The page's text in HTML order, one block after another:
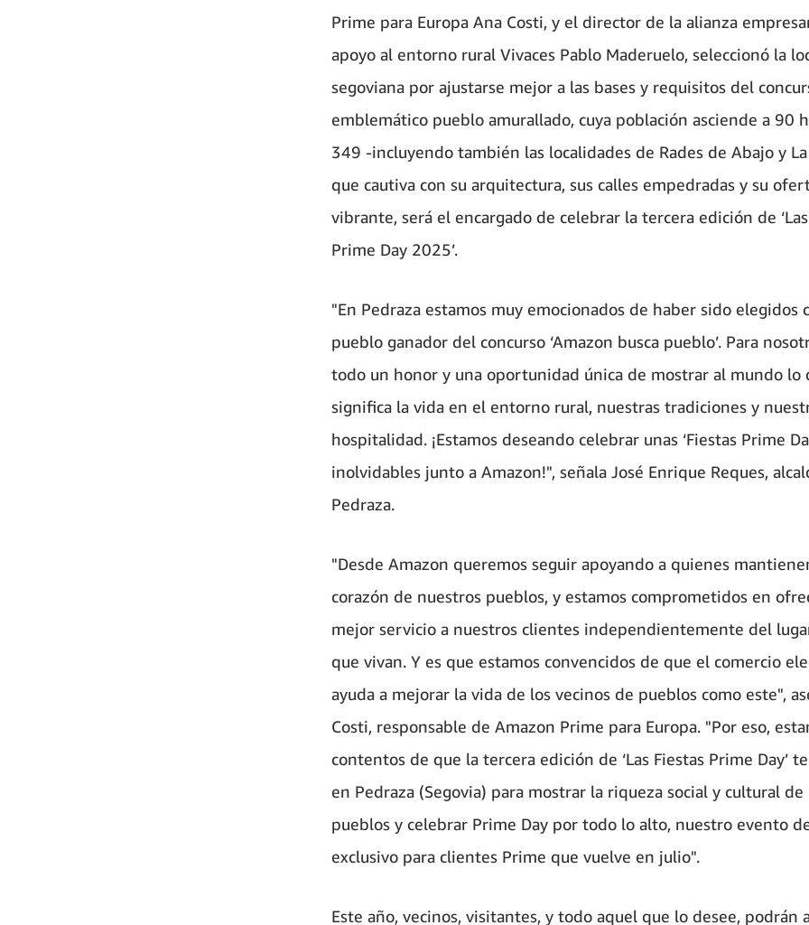
Prime para Europa Ana Costi, y el director de la alianza
apoyo al entorno rural Vivaces Pablo Maderuelo, seleccionó la
segoviana por ajustarse mejor a las bases y requisitos del
emblemático pueblo amurallado, cuya población asciende a 90
349 -incluyendo también las localidades de Rades de Abajo y
que cautiva con su arquitectura, sus calles empedradas y su
vibrante, será el encargado de celebrar la tercera edición de
Prime Day 2025’.
"En Pedraza estamos muy emocionados de haber sido elegidos
pueblo ganador del concurso ‘Amazon busca pueblo’. Para
todo un honor y una oportunidad única de mostrar al mundo lo
significa la vida en el entorno rural, nuestras tradiciones y
hospitalidad. ¡Estamos deseando celebrar unas ‘Fiestas Prime
inolvidables junto a Amazon!", señala José Enrique Reques,
Pedraza.
"Desde Amazon queremos seguir apoyando a quienes
corazón de nuestros pueblos, y estamos comprometidos en
mejor servicio a nuestros clientes independientemente del
que vivan. Y es que estamos convencidos de que el comercio
ayuda a mejorar la vida de los vecinos de pueblos como este",
Costi, responsable de Amazon Prime para Europa. "Por eso,
contentos de que la tercera edición de ‘Las Fiestas Prime Day’
en Pedraza (Segovia) para mostrar la riqueza social y cultural
pueblos y celebrar Prime Day por todo lo alto, nuestro evento
exclusivo para clientes Prime que vuelve en julio".
Este año, vecinos, visitantes, y todo aquel que lo desee, podrán